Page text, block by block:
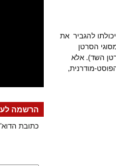
להגביר את
הסרטן
השד). אלא
מודרנית,
הרשמה
כתובת הדוא"ל: